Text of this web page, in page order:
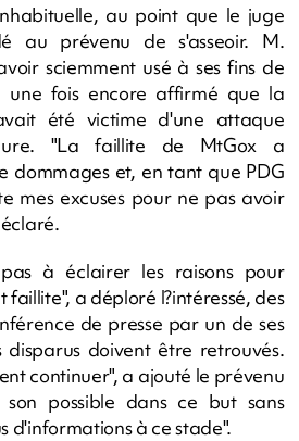
au point que le juge
au prévenu de s'asseoir. M.
sciemment usé à ses fins de
fois encore affirmé que la
été victime d'une attaque
"La faillite de MtGox a
dommages et, en tant que PDG
mes excuses pour ne pas avoir
à éclairer les raisons pour
faillite", a déploré l?intéressé, des
de presse par un de ses
disparus doivent être retrouvés.
continuer", a ajouté le prévenu
possible dans ce but sans
d'informations à ce stade".